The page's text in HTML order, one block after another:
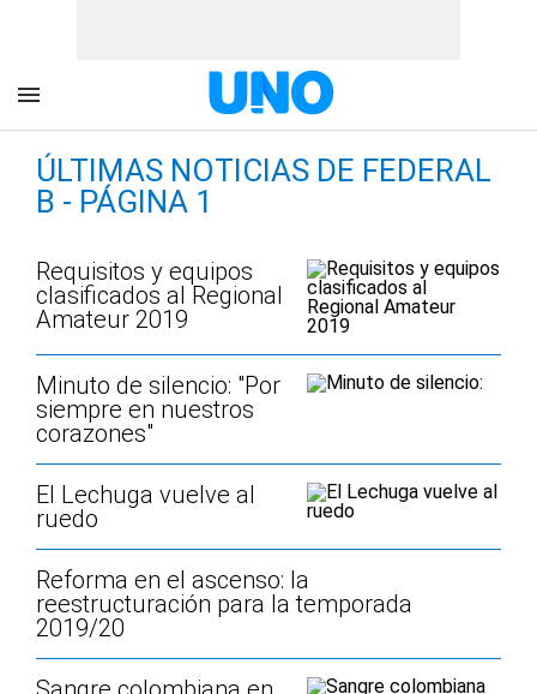
ÚLTIMAS NOTICIAS DE FEDERAL
B - PÁGINA 1
Requisitos y equipos
clasificados al Regional
Amateur 2019
Minuto de silencio: "Por
siempre en nuestros
corazones"
El Lechuga vuelve al
ruedo
Reforma en el ascenso: la
reestructuración para la temporada
2019/20